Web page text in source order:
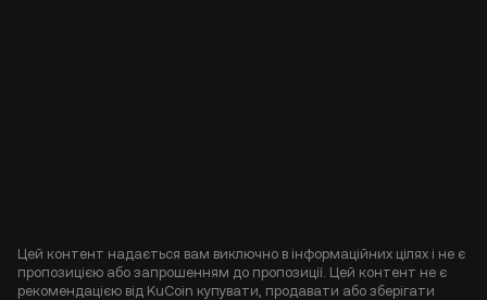
Цей контент надається вам виключно в інформаційних цілях і не є
пропозицією або запрошенням до пропозиції. Цей контент не є
рекомендацією від KuCoin купувати, продавати або зберігати